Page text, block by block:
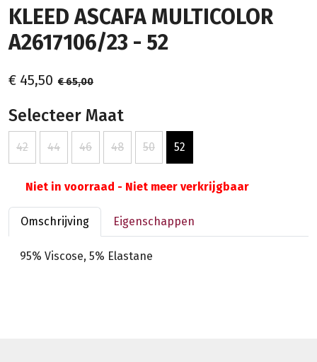
KLEED ASCAFA MULTICOLOR
A2617106/23 - 52
€ 45,50 € 65,00
Selecteer Maat
42 44 46 48 50 52
Niet in voorraad - Niet meer verkrijgbaar
Omschrijving Eigenschappen
95% Viscose, 5% Elastane